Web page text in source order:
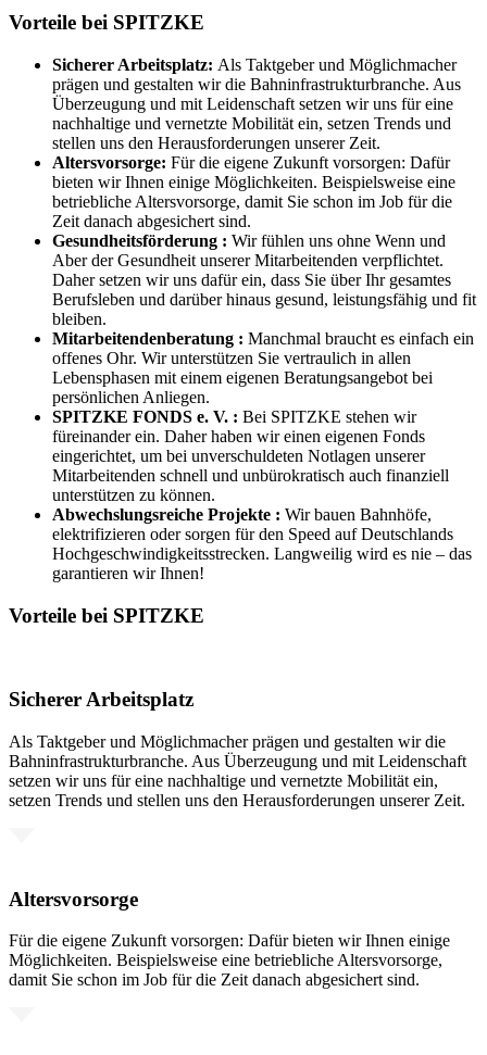
Vorteile bei SPITZKE
Sicherer Arbeitsplatz: Als Taktgeber und Möglichmacher
prägen und gestalten wir die Bahninfrastrukturbranche. Aus
Überzeugung und mit Leidenschaft setzen wir uns für eine
nachhaltige und vernetzte Mobilität ein, setzen Trends und
stellen uns den Herausforderungen unserer Zeit.
Altersvorsorge: Für die eigene Zukunft vorsorgen: Dafür
bieten wir Ihnen einige Möglichkeiten. Beispielsweise eine
betriebliche Altersvorsorge, damit Sie schon im Job für die
Zeit danach abgesichert sind.
Gesundheitsförderung : Wir fühlen uns ohne Wenn und
Aber der Gesundheit unserer Mitarbeitenden verpflichtet.
Daher setzen wir uns dafür ein, dass Sie über Ihr gesamtes
Berufsleben und darüber hinaus gesund, leistungsfähig und fit
bleiben.
Mitarbeitendenberatung : Manchmal braucht es einfach ein
offenes Ohr. Wir unterstützen Sie vertraulich in allen
Lebensphasen mit einem eigenen Beratungsangebot bei
persönlichen Anliegen.
SPITZKE FONDS e. V. : Bei SPITZKE stehen wir
füreinander ein. Daher haben wir einen eigenen Fonds
eingerichtet, um bei unverschuldeten Notlagen unserer
Mitarbeitenden schnell und unbürokratisch auch finanziell
unterstützen zu können.
Abwechslungsreiche Projekte : Wir bauen Bahnhöfe,
elektrifizieren oder sorgen für den Speed auf Deutschlands
Hochgeschwindigkeitsstrecken. Langweilig wird es nie – das
garantieren wir Ihnen!
Vorteile bei SPITZKE
Sicherer Arbeitsplatz
Als Taktgeber und Möglichmacher prägen und gestalten wir die
Bahninfrastrukturbranche. Aus Überzeugung und mit Leidenschaft
setzen wir uns für eine nachhaltige und vernetzte Mobilität ein,
setzen Trends und stellen uns den Herausforderungen unserer Zeit.
Altersvorsorge
Für die eigene Zukunft vorsorgen: Dafür bieten wir Ihnen einige
Möglichkeiten. Beispielsweise eine betriebliche Altersvorsorge,
damit Sie schon im Job für die Zeit danach abgesichert sind.